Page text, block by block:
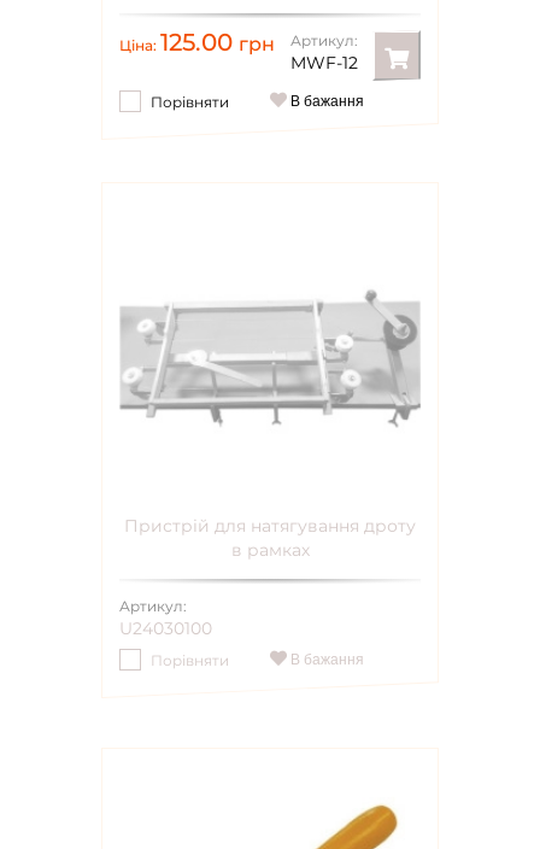
Ціна: 125.00 грн Артикул:
MWF-12
Порівняти В бажання
Пристрій для натягування дроту
в рамках
Артикул:
U24030100
Порівняти В бажання